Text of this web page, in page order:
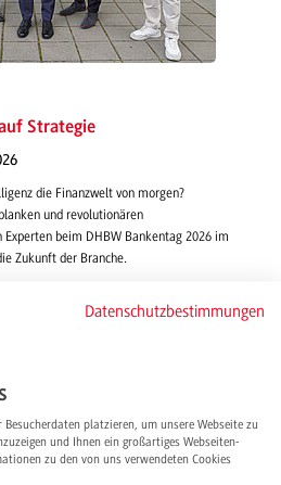
Strategie
die Finanzwelt von morgen?
und revolutionären
beim DHBW Bankentag 2026 im
Zukunft der Branche.
Datenschutzbestimmungen
platzieren, um unsere Webseite zu
und Ihnen ein großartiges Webseiten-
zu den von uns verwendeten Cookies